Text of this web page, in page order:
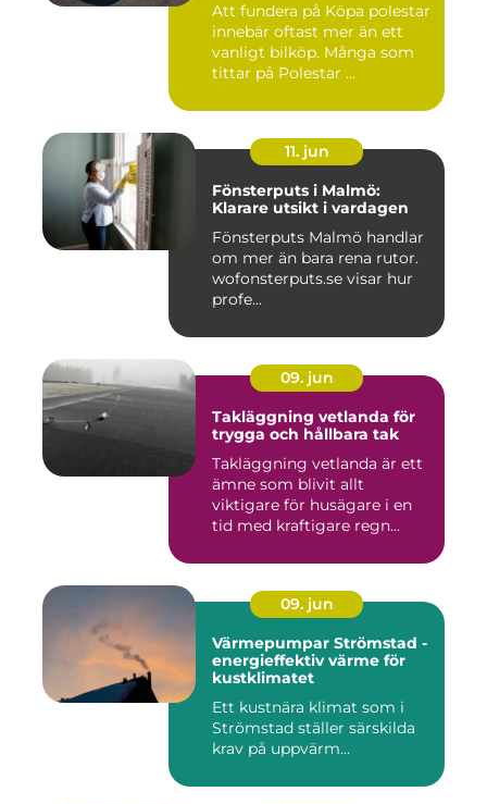
Att fundera på Köpa polestar
innebär oftast mer än ett
vanligt bilköp. Många som
tittar på Polestar ...
11. jun
Fönsterputs i Malmö:
Klarare utsikt i vardagen
Fönsterputs Malmö handlar
om mer än bara rena rutor.
wofonsterputs.se visar hur
profe...
09. jun
Takläggning vetlanda för
trygga och hållbara tak
Takläggning vetlanda är ett
ämne som blivit allt
viktigare för husägare i en
tid med kraftigare regn...
09. jun
Värmepumpar Strömstad -
energieffektiv värme för
kustklimatet
Ett kustnära klimat som i
Strömstad ställer särskilda
krav på uppvärm...